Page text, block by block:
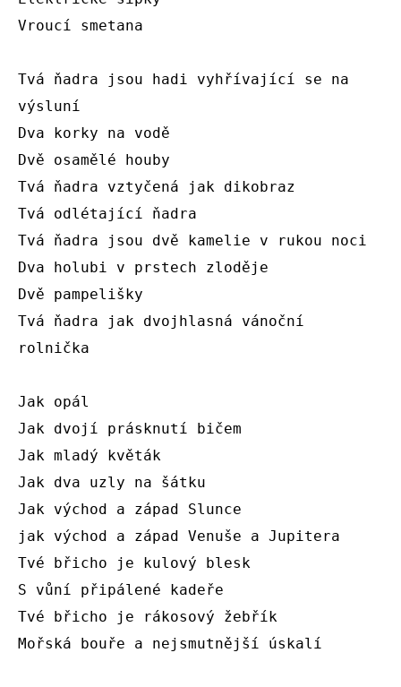
Vroucí smetana
Tvá ňadra jsou hadi vyhřívající se na
výsluní
Dva korky na vodě
Dvě osamělé houby
Tvá ňadra vztyčená jak dikobraz
Tvá odlétající ňadra
Tvá ňadra jsou dvě kamelie v rukou noci
Dva holubi v prstech zloděje
Dvě pampelišky
Tvá ňadra jak dvojhlasná vánoční
rolnička
Jak opál
Jak dvojí prásknutí bičem
Jak mladý květák
Jak dva uzly na šátku
Jak východ a západ Slunce
jak východ a západ Venuše a Jupitera
Tvé břicho je kulový blesk
S vůní připálené kadeře
Tvé břicho je rákosový žebřík
Mořská bouře a nejsmutnější úskalí